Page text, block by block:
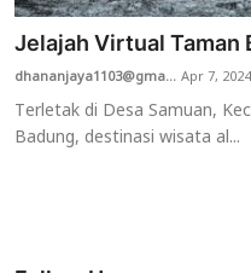
Jelajah Virtual Taman
dhananjaya1103@gma...Apr 7, 2024
Terletak di Desa Samuan,
Badung, destinasi wisata al...